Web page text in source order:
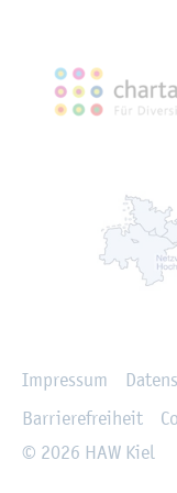
Im­pres­sum
Bar­rie­re­frei­heit
© 2026 HAW Kiel